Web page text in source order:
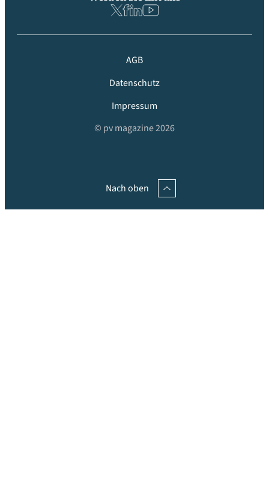
AGB
Datenschutz
Impressum
© pv magazine 2026
Nach oben